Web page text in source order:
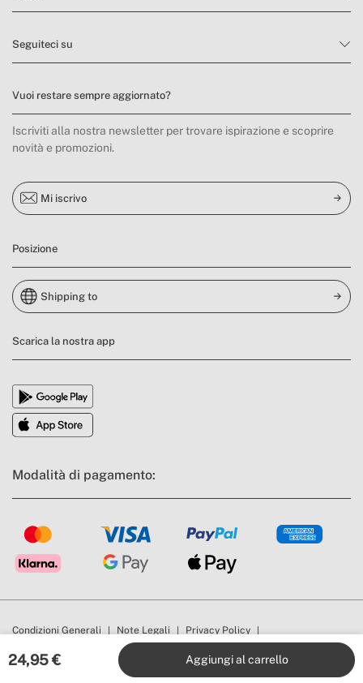
24,95€ Aggiungi al carrello
Seguiteci su
Vuoi restare sempre aggiornato?
Iscriviti alla nostra newsletter per trovare ispirazione e scoprire
novità e promozioni.
Mi iscrivo
Posizione
Shipping to
Scarica la nostra app
Modalità di pagamento:
Condizioni Generali Note Legali
Privacy Policy
Cookies
© All rights reserved 2026 | CREATE - C.F B98944986 Tutti i nostri prezzi sono
IVA Inclusa.